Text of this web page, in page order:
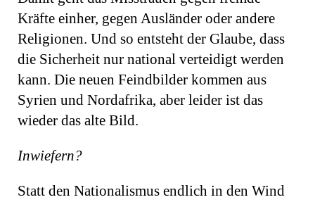
Kräfte einher, gegen Ausländer oder andere
Religionen. Und so entsteht der Glaube, dass
die Sicherheit nur national verteidigt werden
kann. Die neuen Feindbilder kommen aus
Syrien und Nordafrika, aber leider ist das
wieder das alte Bild.
Inwiefern?
Statt den Nationalismus endlich in den Wind